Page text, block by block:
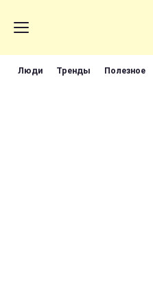
Люди Тренды Полезное